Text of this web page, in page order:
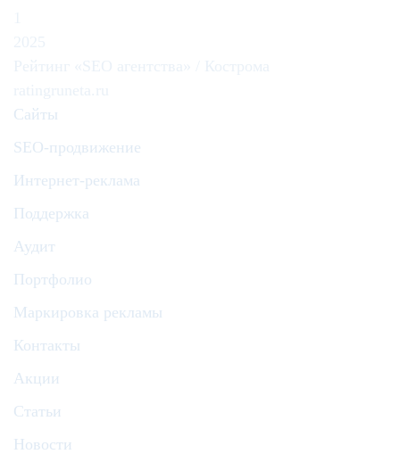
Сайты
SEO-продвижение
Интернет-реклама
Поддержка
Аудит
Портфолио
Маркировка рекламы
Контакты
Акции
Статьи
Новости